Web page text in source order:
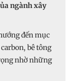
ngành xây
đến mục
bê tông
nhờ những